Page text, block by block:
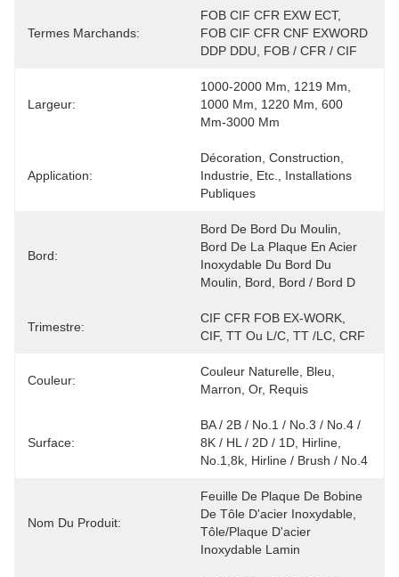
Termes Marchands:
FOB CIF CFR EXW ECT,
FOB CIF CFR CNF EXWORD
DDP DDU, FOB / CFR / CIF
Largeur:
1000-2000 Mm, 1219 Mm,
1000 Mm, 1220 Mm, 600
Mm-3000 Mm
Application:
Décoration, Construction,
Industrie, Etc., Installations
Publiques
Bord:
Bord De Bord Du Moulin,
Bord De La Plaque En Acier
Inoxydable Du Bord Du
Moulin, Bord, Bord / Bord D
Trimestre:
CIF CFR FOB EX-WORK,
CIF, TT Ou L/C, TT /LC, CRF
Couleur:
Couleur Naturelle, Bleu,
Marron, Or, Requis
Surface:
BA / 2B / No.1 / No.3 / No.4 /
8K / HL / 2D / 1D, Hirline,
No.1,8k, Hirline / Brush / No.4
Nom Du Produit:
Feuille De Plaque De Bobine
De Tôle D'acier Inoxydable,
Tôle/plaque D'acier
Inoxydable Lamin